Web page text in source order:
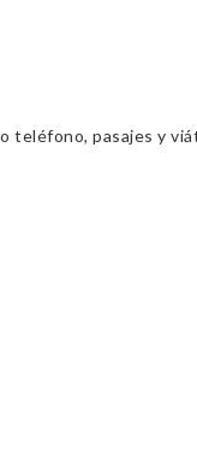
teléfono, pasajes y